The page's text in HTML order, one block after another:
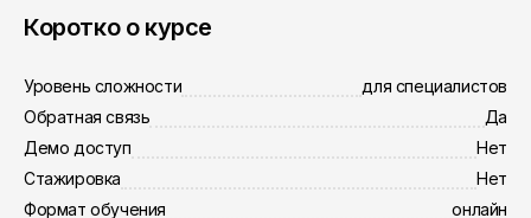
Коротко о курсе
Уровень сложности
для специалистов
Обратная связь
Да
Демо доступ
Нет
Стажировка
Нет
Формат обучения
онлайн